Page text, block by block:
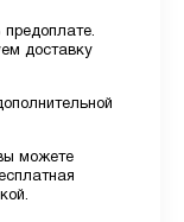
доставку
можете